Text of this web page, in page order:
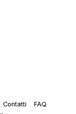
Contatti
FAQ